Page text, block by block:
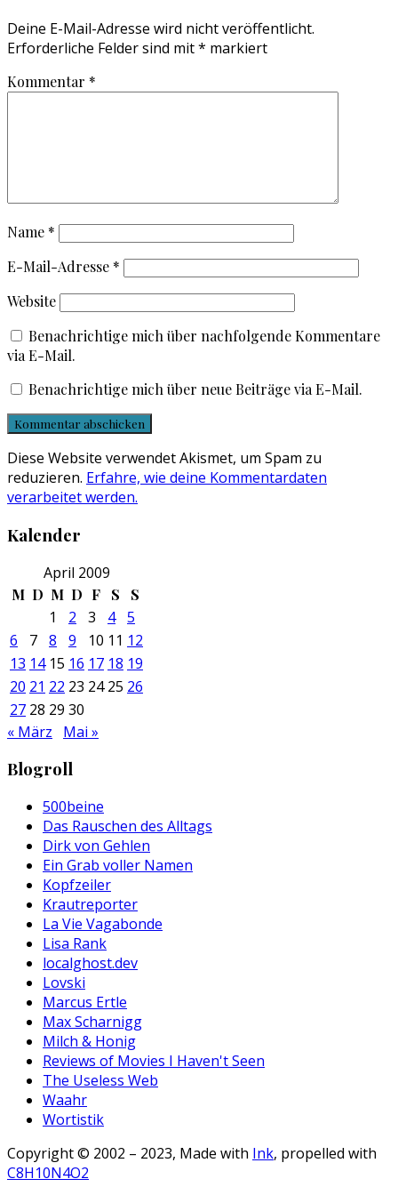
Deine E-Mail-Adresse wird nicht veröffentlicht.
Erforderliche Felder sind mit* markiert
Kommentar *
Name *
E-Mail-Adresse *
Website
Benachrichtige mich über nachfolgende Kommentare
via E-Mail.
Benachrichtige mich über neue Beiträge via E-Mail.
Diese Website verwendet Akismet, um Spam zu
reduzieren. Erfahre, wie deine Kommentardaten
verarbeitet werden.
Kalender
April 2009
M D M D F S S
1 2 3 4 5
6
7 8 9 10 11 12
13 14 15 16 17 18 19
20 21 22 23 24 25 26
27 28 29 30
« März
Mai »
Blogroll
500beine
Das Rauschen des Alltags
Dirk von Gehlen
Ein Grab voller Namen
Kopfzeiler
Krautreporter
La Vie Vagabonde
Lisa Rank
localghost.dev
Lovski
Marcus Ertle
Max Scharnigg
Milch & Honig
Reviews of Movies I Haven't Seen
The Useless Web
Waahr
Wortistik
Copyright © 2002 – 2023, Made with Ink, propelled with
C8H10N4O2